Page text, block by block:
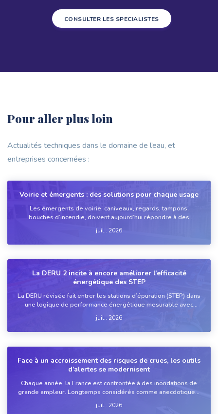
CONSULTER LES SPECIALISTES
Pour aller plus loin
Actualités techniques dans le domaine de l’eau, et
entreprises concernées :
Voirie et émergents : des solutions pour chaque usage
Les émergents de voirie, caniveaux, regards, tampons,
bouches d’incendie, doivent aujourd’hui répondre à des
sécurité des réseaux, maintenance avec des équipes réduites,
intégrat...
juil.. 2026
La DERU 2 incite à encore améliorer l’efficacité
énergétique des STEP
La DERU révisée fait entrer les stations d’épuration (STEP) dans
une logique de performance énergétique mesurable avec
possibles et développement de la production d’énergie
renouve...
juil.. 2026
Face à un accroissement des risques de crues, les outils
d’alertes se modernisent
Chaque année, la France est confrontée à des inondations de
grande ampleur. Longtemps considérés comme anecdotiques,
réchauffement climatique. Face à cette augmentation du ri...
juil.. 2026